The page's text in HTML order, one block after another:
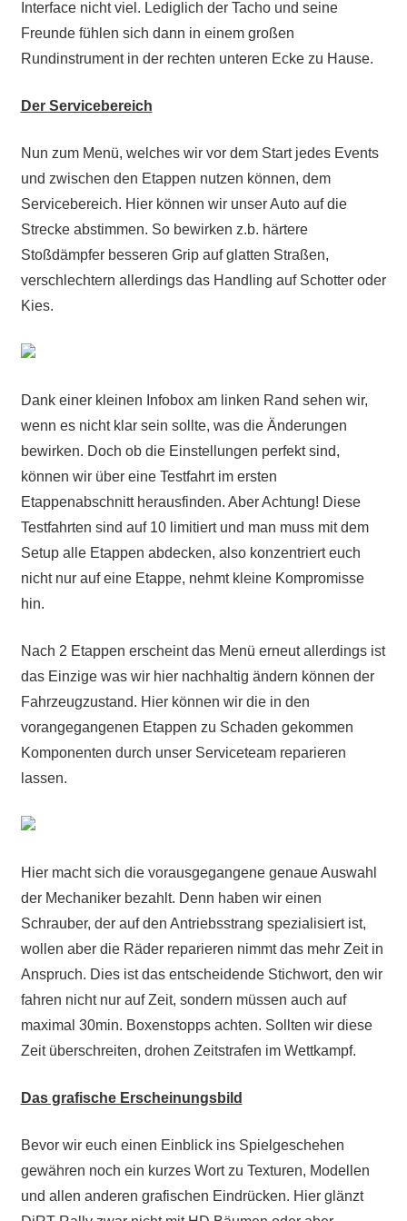
Interface nicht viel. Lediglich der Tacho und seine
Freunde fühlen sich dann in einem großen
Rundinstrument in der rechten unteren Ecke zu Hause.
Der Servicebereich
Nun zum Menü, welches wir vor dem Start jedes Events
und zwischen den Etappen nutzen können, dem
Servicebereich. Hier können wir unser Auto auf die
Strecke abstimmen. So bewirken z.b. härtere
Stoßdämpfer besseren Grip auf glatten Straßen,
verschlechtern allerdings das Handling auf Schotter oder
Kies.
Dank einer kleinen Infobox am linken Rand sehen wir,
wenn es nicht klar sein sollte, was die Änderungen
bewirken. Doch ob die Einstellungen perfekt sind,
können wir über eine Testfahrt im ersten
Etappenabschnitt herausfinden. Aber Achtung! Diese
Testfahrten sind auf 10 limitiert und man muss mit dem
Setup alle Etappen abdecken, also konzentriert euch
nicht nur auf eine Etappe, nehmt kleine Kompromisse
hin.
Nach 2 Etappen erscheint das Menü erneut allerdings ist
das Einzige was wir hier nachhaltig ändern können der
Fahrzeugzustand. Hier können wir die in den
vorangegangenen Etappen zu Schaden gekommen
Komponenten durch unser Serviceteam reparieren
lassen.
Hier macht sich die vorausgegangene genaue Auswahl
der Mechaniker bezahlt. Denn haben wir einen
Schrauber, der auf den Antriebsstrang spezialisiert ist,
wollen aber die Räder reparieren nimmt das mehr Zeit in
Anspruch. Dies ist das entscheidende Stichwort, den wir
fahren nicht nur auf Zeit, sondern müssen auch auf
maximal 30min. Boxenstopps achten. Sollten wir diese
Zeit überschreiten, drohen Zeitstrafen im Wettkampf.
Das grafische Erscheinungsbild
Bevor wir euch einen Einblick ins Spielgeschehen
gewähren noch ein kurzes Wort zu Texturen, Modellen
und allen anderen grafischen Eindrücken. Hier glänzt